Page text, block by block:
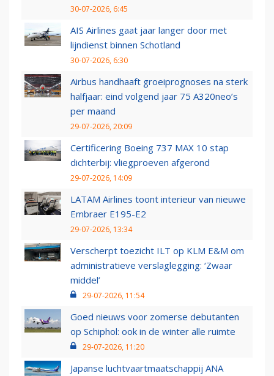
30-07-2026, 6:45
AIS Airlines gaat jaar langer door met
lijndienst binnen Schotland
30-07-2026, 6:30
Airbus handhaaft groeiprognoses na sterk
halfjaar: eind volgend jaar 75 A320neo’s
per maand
29-07-2026, 20:09
Certificering Boeing 737 MAX 10 stap
dichterbij: vliegproeven afgerond
29-07-2026, 14:09
LATAM Airlines toont interieur van nieuwe
Embraer E195-E2
29-07-2026, 13:34
Verscherpt toezicht ILT op KLM E&M om
administratieve verslaglegging: ‘Zwaar
middel’
29-07-2026, 11:54
Goed nieuws voor zomerse debutanten
op Schiphol: ook in de winter alle ruimte
29-07-2026, 11:20
Japanse luchtvaartmaatschappij ANA